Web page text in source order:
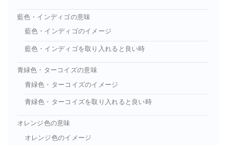
藍色・インディゴの意味
藍色・インディゴのイメージ
藍色・インディゴを取り入れると良い時
青緑色・ターコイズの意味
青緑色・ターコイズのイメージ
青緑色・ターコイズを取り入れると良い時
オレンジ色の意味
オレンジ色のイメージ